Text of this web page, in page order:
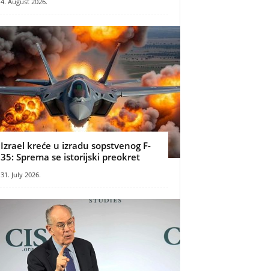
Izrael kreće u izradu sopstvenog F-
35: Sprema se istorijski preokret
31. July 2026.